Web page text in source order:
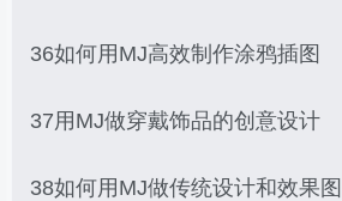
36如何用MJ高效制作涂鸦插图
37用MJ做穿戴饰品的创意设计
38如何用MJ做传统设计和效果图